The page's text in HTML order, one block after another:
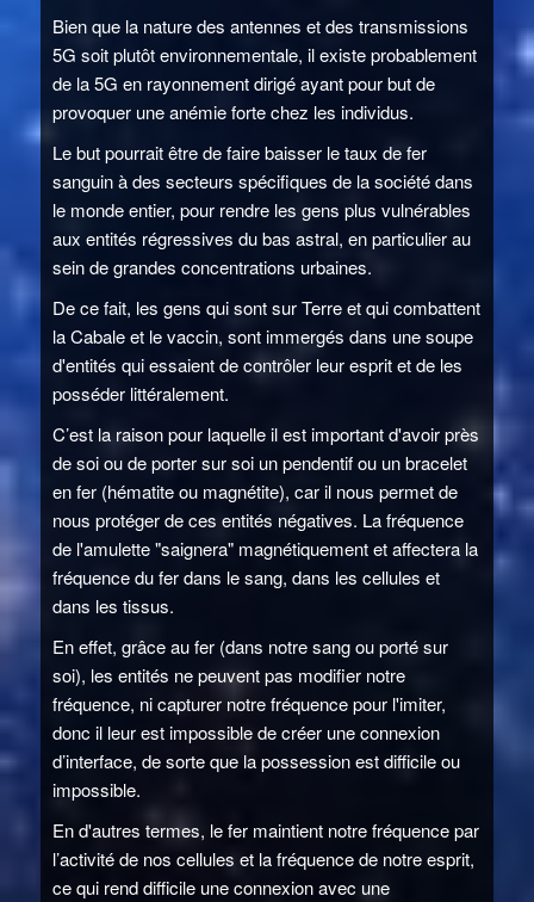
Bien que la nature des antennes et des transmissions
5G soit plutôt environnementale, il existe probablement
de la 5G en rayonnement dirigé ayant pour but de
provoquer une anémie forte chez les individus.
Le but pourrait être de faire baisser le taux de fer
sanguin à des secteurs spécifiques de la société dans
le monde entier, pour rendre les gens plus vulnérables
aux entités régressives du bas astral, en particulier au
sein de grandes concentrations urbaines.
De ce fait, les gens qui sont sur Terre et qui combattent
la Cabale et le vaccin, sont immergés dans une soupe
d'entités qui essaient de contrôler leur esprit et de les
posséder littéralement.
C’est la raison pour laquelle il est important d'avoir près
de soi ou de porter sur soi un pendentif ou un bracelet
en fer (hématite ou magnétite), car il nous permet de
nous protéger de ces entités négatives. La fréquence
de l'amulette "saignera" magnétiquement et affectera la
fréquence du fer dans le sang, dans les cellules et
dans les tissus.
En effet, grâce au fer (dans notre sang ou porté sur
soi), les entités ne peuvent pas modifier notre
fréquence, ni capturer notre fréquence pour l'imiter,
donc il leur est impossible de créer une connexion
d’interface, de sorte que la possession est difficile ou
impossible.
En d'autres termes, le fer maintient notre fréquence par
l’activité de nos cellules et la fréquence de notre esprit,
ce qui rend difficile une connexion avec une